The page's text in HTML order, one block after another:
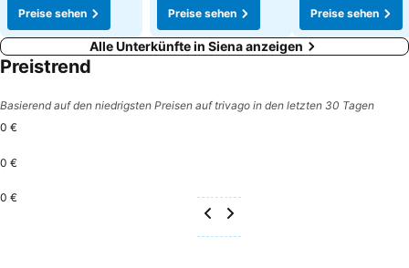
Preise sehen
Preise sehen
Preise sehen
Alle Unterkünfte in Siena anzeigen
Preistrend
Basierend auf den niedrigsten Preisen auf trivago in den letzten 30 Tagen
0 €
0 €
0 €